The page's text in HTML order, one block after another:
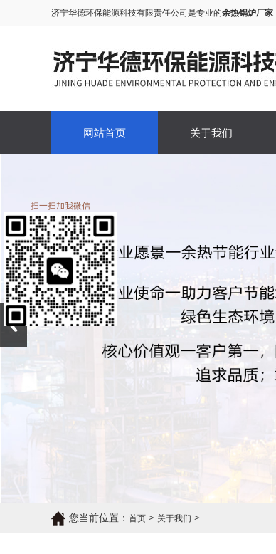
济宁华德环保能源科技有限责任公司是专业的余热锅炉厂家
网站首页 关于我们
您当前位置： 首页 > 关于我们 >
扫一扫加我微信